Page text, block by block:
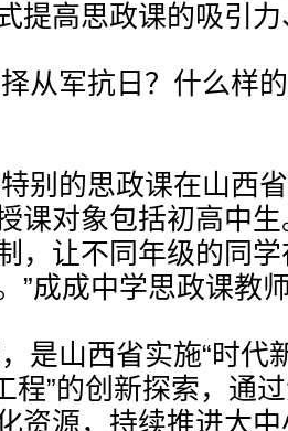
提高思政课的吸引
从军抗日？什么样
别的思政课在山西
课对象包括初高中生
，让不同年级的同
”成成中学思政课教
是山西省实施“时代
程”的创新探索，通
资源，持续推进大